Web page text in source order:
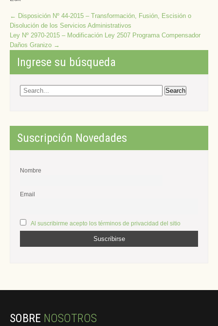
Post
navigation
← Disposición Nº 44-2015 – Transformación, Fusión, Escisión o
Disolución de los Servicios Administrativos
Ley Nº 2970-2015 – Modificación Ley 2507 Programa Compensador
Daños Granizo →
Ingrese su búsqueda
Suscripción Novedades
Nombre
Email
Al suscribirme acepto los términos de privacidad del sitio
SOBRE NOSOTROS